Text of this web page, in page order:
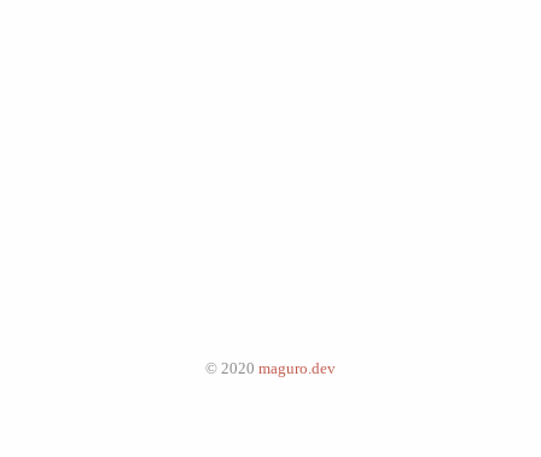
© 2020 maguro.dev